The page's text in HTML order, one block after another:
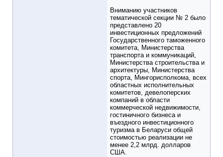
Вниманию участников
тематической секции № 2 было
представлено 20
инвестиционных предложений
Государственного таможенного
комитета, Министерства
транспорта и коммуникаций,
Министерства строительства и
архитектуры, Министерства
спорта, Мингорисполкома, всех
областных исполнительных
комитетов, девелоперских
компаний в области
коммерческой недвижимости,
гостиничного бизнеса и
въездного инвестиционного
туризма в Беларуси общей
стоимостью реализации не
менее 2,2 млрд. долларов
США.